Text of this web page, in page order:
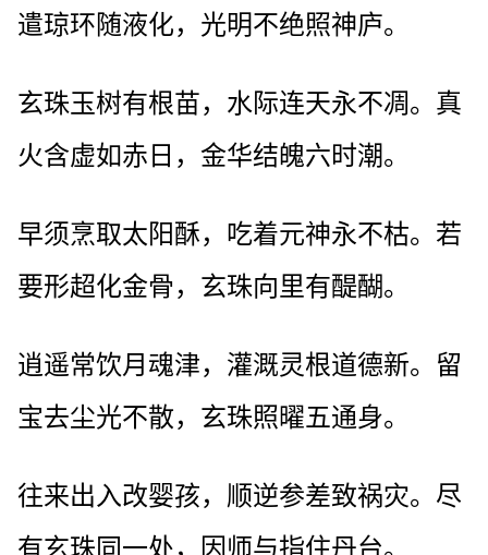
遣琼环随液化，光明不绝照神庐。
玄珠玉树有根苗，水际连天永不凋。真
火含虚如赤日，金华结魄六时潮。
早须烹取太阳酥，吃着元神永不枯。若
要形超化金骨，玄珠向里有醍醐。
逍遥常饮月魂津，灌溉灵根道德新。留
宝去尘光不散，玄珠照曜五通身。
往来出入改婴孩，顺逆参差致祸灾。尽
有玄珠同一处，因师与指住丹台。